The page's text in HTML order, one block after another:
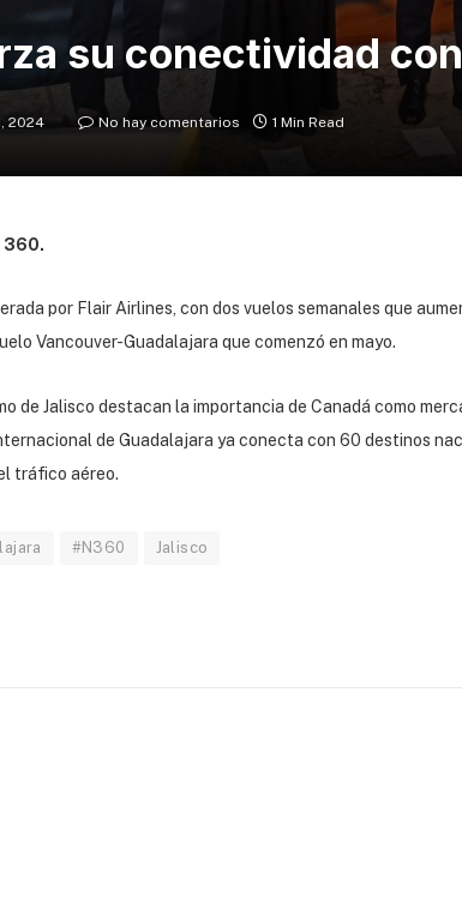
su conectividad
2024 No hay comentarios 1 Min Read
360.
por Flair Airlines, con dos vuelos semanales que
Vancouver-Guadalajara que comenzó en mayo.
de Jalisco destacan la importancia de Canadá como
de Guadalajara ya conecta con 60 destinos
tráfico aéreo.
#N360 Jalisco